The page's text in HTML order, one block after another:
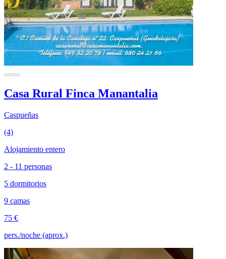
Casa Rural Finca Manantalia
Caspueñas
(4)
Alojamiento entero
2 - 11 personas
5 dormitorios
9 camas
75 €
pers./noche (aprox.)